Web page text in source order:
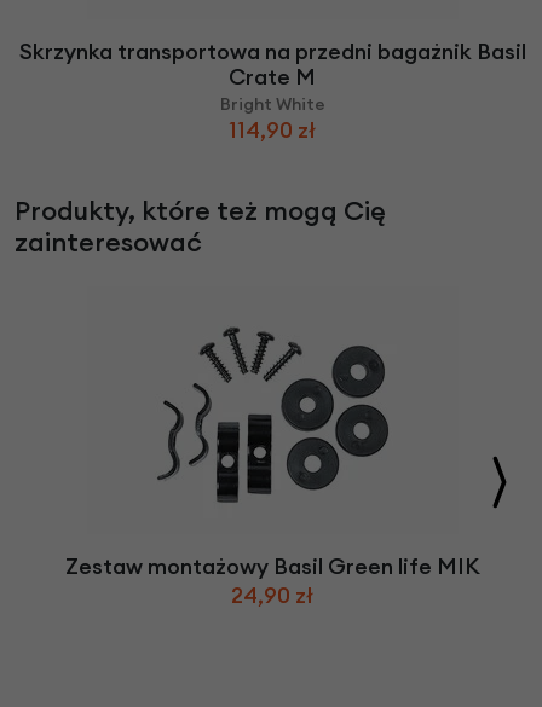
Skrzynka transportowa na przedni bagażnik Basil
Crate M
Bright White
114,90 zł
Produkty, które też mogą Cię
zainteresować
Zestaw montażowy Basil Green life MIK
24,90 zł